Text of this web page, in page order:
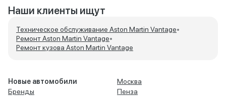
Наши клиенты ищут
Техническое обслуживание Aston Martin Vantage•
Ремонт Aston Martin Vantage•
Ремонт кузова Aston Martin Vantage
Новые автомобили
Бренды
Москва
Пенза